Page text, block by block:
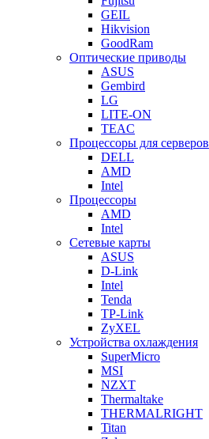
GEIL
Hikvision
GoodRam
Оптические приводы
ASUS
Gembird
LG
LITE-ON
TEAC
Процессоры для серверов
DELL
AMD
Intel
Процессоры
AMD
Intel
Сетевые карты
ASUS
D-Link
Intel
Tenda
TP-Link
ZyXEL
Устройства охлаждения
SuperMicro
MSI
NZXT
Thermaltake
THERMALRIGHT
Titan